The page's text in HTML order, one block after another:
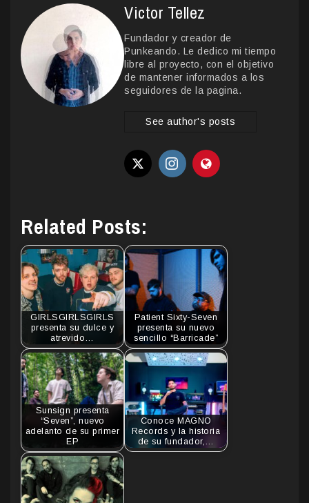
Victor Tellez
Fundador y creador de
Punkeando. Le dedico mi tiempo
libre al proyecto, con el objetivo
de mantener informados a los
seguidores de la pagina.
See author's posts
Related Posts:
GIRLSGIRLSGIRLS
presenta su dulce y
atrevido…
Patient Sixty-Seven
presenta su nuevo
sencillo “Barricade”
Sunsign presenta
“Seven”, nuevo
adelanto de su primer
EP
Conoce MAGNO
Records y la historia
de su fundador,…